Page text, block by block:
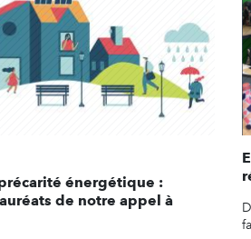
énergétique :
de notre appel à